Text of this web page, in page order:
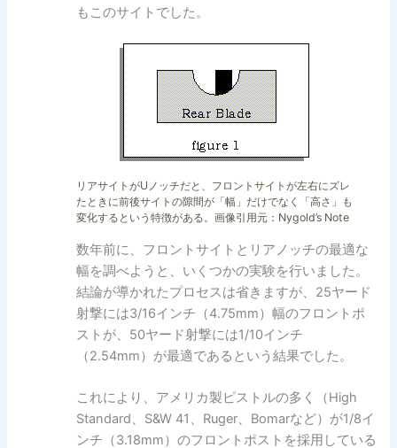
もこのサイトでした。
リアサイトがUノッチだと、フロントサイトが左右にズレ
たときに前後サイトの隙間が「幅」だけでなく「高さ」も
変化するという特徴がある。画像引用元：Nygold’s Note
数年前に、フロントサイトとリアノッチの最適な
幅を調べようと、いくつかの実験を行いました。
結論が導かれたプロセスは省きますが、25ヤード
射撃には3/16インチ（4.75mm）幅のフロントポ
ストが、50ヤード射撃には1/10インチ
（2.54mm）が最適であるという結果でした。
これにより、アメリカ製ピストルの多く（High
Standard、S&W 41、Ruger、Bomarなど）が1/8イ
ンチ（3.18mm）のフロントポストを採用している